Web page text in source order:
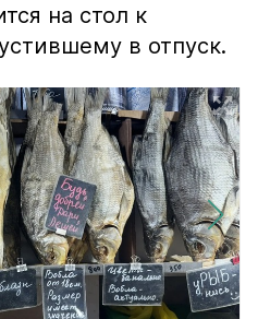
на стол к
в отпуск.